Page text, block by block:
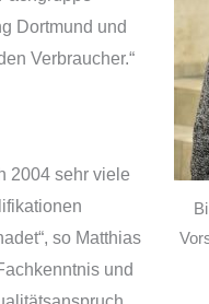
Dortmund und
Verbraucher.“
2004 sehr viele
so Matthias
und